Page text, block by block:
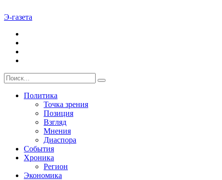
Э-газета
Политика
Точка зрения
Позиция
Взгляд
Мнения
Диаспора
События
Хроника
Регион
Экономика